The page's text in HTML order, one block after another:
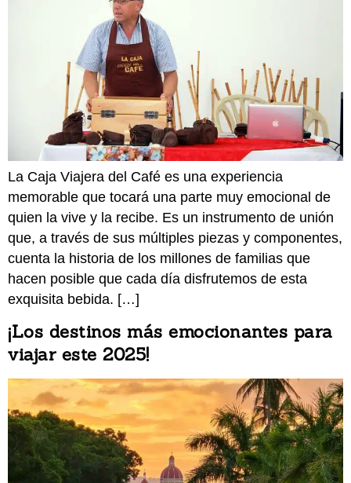
La Caja Viajera del Café es una experiencia
memorable que tocará una parte muy emocional de
quien la vive y la recibe. Es un instrumento de unión
que, a través de sus múltiples piezas y componentes,
cuenta la historia de los millones de familias que
hacen posible que cada día disfrutemos de esta
exquisita bebida. […]
¡Los destinos más emocionantes para
viajar este 2025!